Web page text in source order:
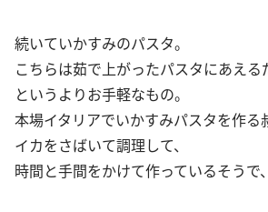
続いていかすみのパスタ。
こちらは茹で上がったパスタにあえる
というよりお手軽なもの。
本場イタリアでいかすみパスタを作る
イカをさばいて調理して、
時間と手間をかけて作っているそうで、